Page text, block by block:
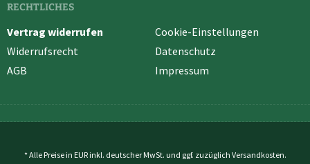
RECHTLICHES
Vertrag widerrufen
Cookie-Einstellungen
Widerrufsrecht
Datenschutz
AGB
Impressum
* Alle Preise in EUR inkl. deutscher MwSt. und ggf. zuzüglich Versandkosten.